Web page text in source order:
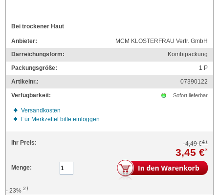
Bei trockener Haut
Anbieter:
MCM KLOSTERFRAU Vertr. GmbH
Darreichungsform:
Kombipackung
Packungsgröße:
1 P
Artikelnr.:
07390122
Verfügbarkeit:
Sofort lieferbar
Versandkosten
Für Merkzettel bitte einloggen
Ihr Preis: 4,49 €4)
3,45 €*
Menge:
- 23%2)